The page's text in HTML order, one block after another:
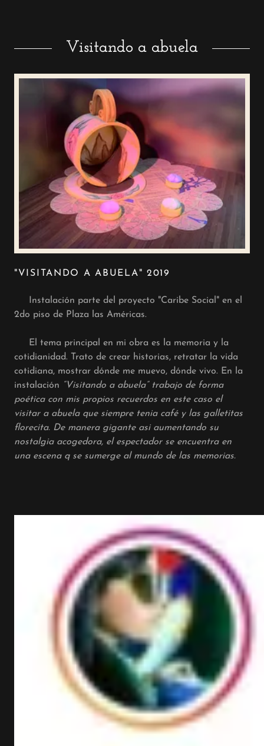
Visitando a abuela
"VISITANDO A ABUELA" 2019
Instalación parte del proyecto "Caribe Social" en el
2do piso de Plaza las Américas.
El tema principal en mi obra es la memoria y la
cotidianidad. Trato de crear historias, retratar la vida
cotidiana, mostrar dónde me muevo, dónde vivo. En la
instalación “Visitando a abuela” trabajo de forma
poética con mis propios recuerdos en este caso el
visitar a abuela que siempre tenia café y las galletitas
florecita. De manera gigante asi aumentando su
nostalgia acogedora, el espectador se encuentra en
una escena q se sumerge al mundo de las memorias.